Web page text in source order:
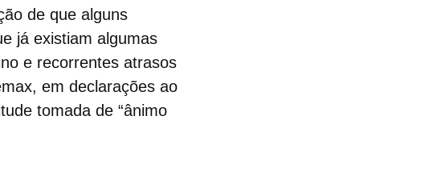
de que alguns
já existiam algumas
e recorrentes atrasos
em declarações ao
tomada de “ânimo